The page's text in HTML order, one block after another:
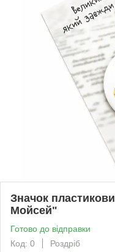
Значок
Мойсей"
Готово до відправки
Код: 0
Роздріб